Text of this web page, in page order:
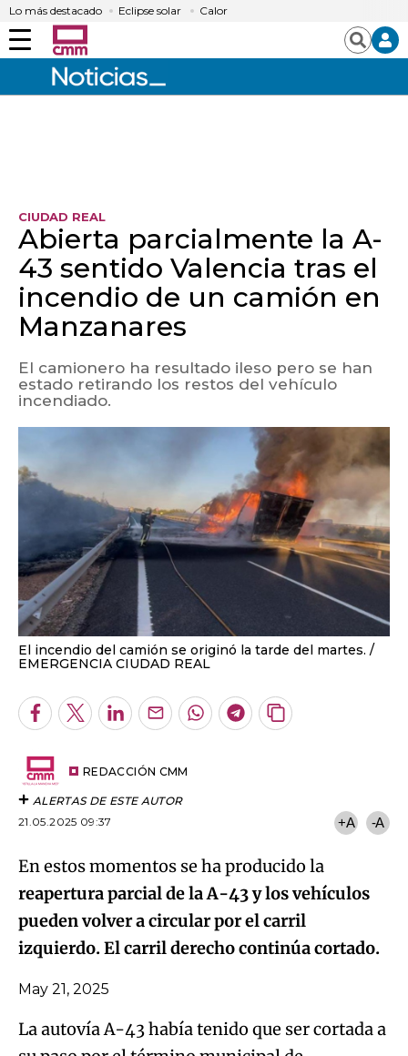
Lo más destacado Eclipse solar Calor
Menú Buscar
CIUDAD REAL
Abierta parcialmente la A-
43 sentido Valencia tras el
incendio de un camión en
Manzanares
El camionero ha resultado ileso pero se han
estado retirando los restos del vehículo
incendiado.
El incendio del camión se originó la tarde del martes.
EMERGENCIA CIUDAD REAL
Facebook
TwitterLinkedInEnviarWhatsapp
Telegram
Copiar
REDACCIÓN CMM
ALERTAS DE ESTE AUTOR
21.05.2025 09:37
+A -A
En estos momentos se ha producido la
reapertura parcial de la A-43 y los vehículos
pueden volver a circular por el carril
izquierdo. El carril derecho continúa cortado.
May 21, 2025
Laautovía A-43 había tenido que ser cortada a